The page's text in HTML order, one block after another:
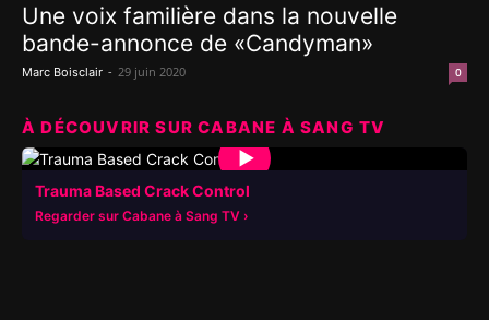
Une voix familière dans la nouvelle
bande-annonce de «Candyman»
Marc Boisclair - 29 juin 2020 0
À DÉCOUVRIR SUR CABANE À SANG TV
▶
Trauma Based Crack Control
Regarder sur Cabane à Sang TV